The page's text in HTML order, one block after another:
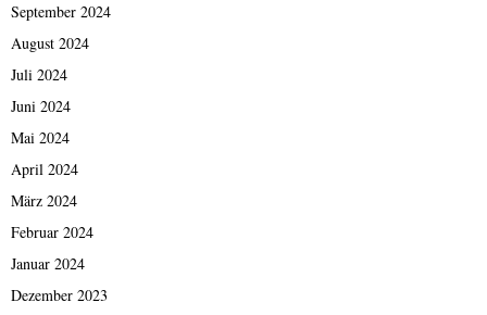
September 2024
August 2024
Juli 2024
Juni 2024
Mai 2024
April 2024
März 2024
Februar 2024
Januar 2024
Dezember 2023